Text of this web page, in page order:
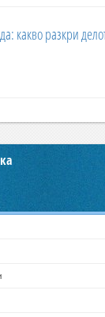
какво разкри